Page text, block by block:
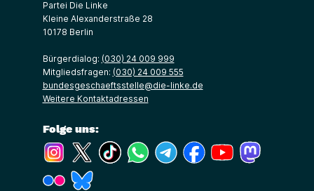
Partei Die Linke
Kleine Alexanderstraße 28
10178 Berlin
Bürgerdialog: (030) 24 009 999
Mitgliedsfragen: (030) 24 009 555
bundesgeschaeftsstelle@die-linke.de
Weitere Kontaktadressen
Folge uns:
(Link öffnet ein neues Fenster)
(Link öffnet ein neues Fenster)
(Link öffnet ein neues Fenster)
(Link öffnet ein neues Fenster)
(Link öffnet ein neues Fenster)
(Link öffnet ein neues
(Link öffnet ein
(Link öffnet ein neues Fenster)